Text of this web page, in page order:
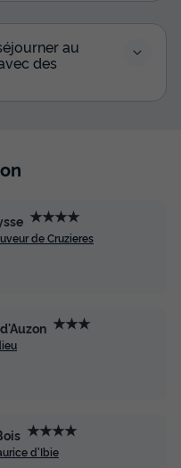
Barbecue
Cafetière
532 €
au
des
★★★★
de Cruzieres
★★★
★★★★
d'Ibie